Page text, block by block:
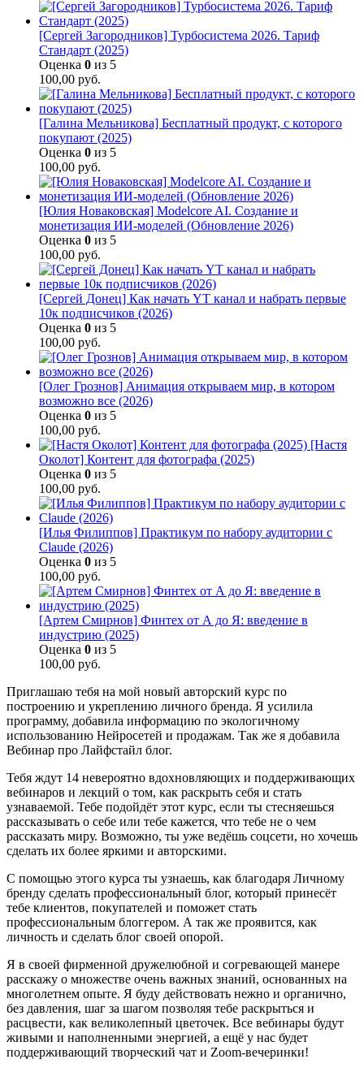
[Сергей Загородников] Турбосистема 2026. Тариф
Стандарт (2025)
Оценка 0 из 5
100,00 руб.
[Галина Мельникова] Бесплатный продукт, с которого
покупают (2025)
Оценка 0 из 5
100,00 руб.
[Юлия Новаковская] Modelcore AI. Создание и
монетизация ИИ-моделей (Обновление 2026)
Оценка 0 из 5
100,00 руб.
[Сергей Донец] Как начать YT канал и набрать первые
10к подписчиков (2026)
Оценка 0 из 5
100,00 руб.
[Олег Грознов] Анимация открываем мир, в котором
возможно все (2026)
Оценка 0 из 5
100,00 руб.
[Настя
Околот] Контент для фотографа (2025)
Оценка 0 из 5
100,00 руб.
[Илья Филиппов] Практикум по набору аудитории с
Claude (2026)
Оценка 0 из 5
100,00 руб.
[Артем Смирнов] Финтех от А до Я: введение в
индустрию (2025)
Оценка 0 из 5
100,00 руб.
Приглашаю тебя на мой новый авторский курс по
построению и укреплению личного бренда. Я усилила
программу, добавила информацию по экологичному
использованию Нейросетей и продажам. Так же я добавила
Вебинар про Лайфстайл блог.
Тебя ждут 14 невероятно вдохновляющих и поддерживающих
вебинаров и лекций о том, как раскрыть себя и стать
узнаваемой. Тебе подойдёт этот курс, если ты стесняешься
рассказывать о себе или тебе кажется, что тебе не о чем
рассказать миру. Возможно, ты уже ведёшь соцсети, но хочешь
сделать их более яркими и авторскими.
С помощью этого курса ты узнаешь, как благодаря Личному
бренду сделать профессиональный блог, который принесёт
тебе клиентов, покупателей и поможет стать
профессиональным блоггером. А так же проявится, как
личность и сделать блог своей опорой.
Я в своей фирменной дружелюбной и согревающей манере
расскажу о множестве очень важных знаний, основанных на
многолетнем опыте. Я буду действовать нежно и органично,
без давления, шаг за шагом позволяя тебе раскрыться и
расцвести, как великолепный цветочек. Все вебинары будут
живыми и наполненными энергией, а ещё у нас будет
поддерживающий творческий чат и Zoom-вечеринки!